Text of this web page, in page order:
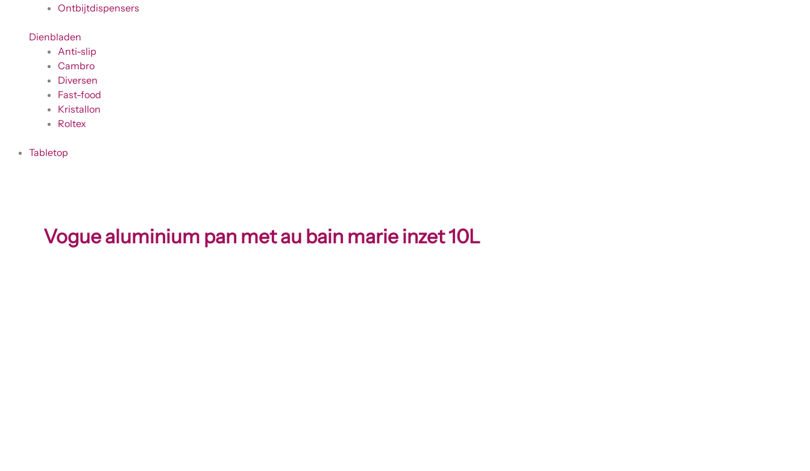
Ontbijtdispensers
Dienbladen
Anti-slip
Cambro
Diversen
Fast-food
Kristallon
Roltex
Tabletop
Vogue aluminium pan met au bain marie inzet 10L